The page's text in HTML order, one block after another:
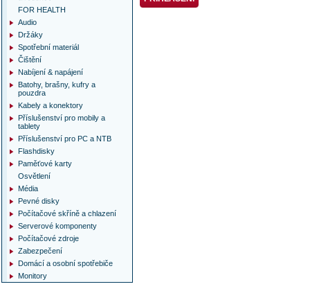
FOR HEALTH
Audio
Držáky
Spotřební materiál
Čištění
Nabíjení & napájení
Batohy, brašny, kufry a
pouzdra
Kabely a konektory
Příslušenství pro mobily a
tablety
Příslušenství pro PC a NTB
Flashdisky
Paměťové karty
Osvětlení
Média
Pevné disky
Počítačové skříně a chlazení
Serverové komponenty
Počítačové zdroje
Zabezpečení
Domácí a osobní spotřebiče
Monitory